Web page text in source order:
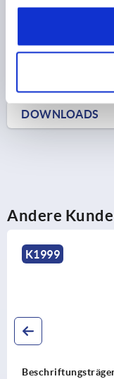
DOWNLOADS
Andere
K1999